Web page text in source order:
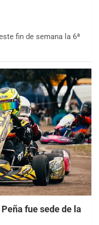
fin de semana la 6ª
Peña fue sede de la